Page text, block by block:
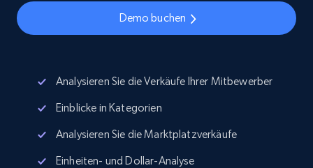
Demo buchen
Analysieren Sie die Verkäufe Ihrer Mitbewerber
Einblicke in Kategorien
Analysieren Sie die Marktplatzverkäufe
Einheiten- und Dollar-Analyse